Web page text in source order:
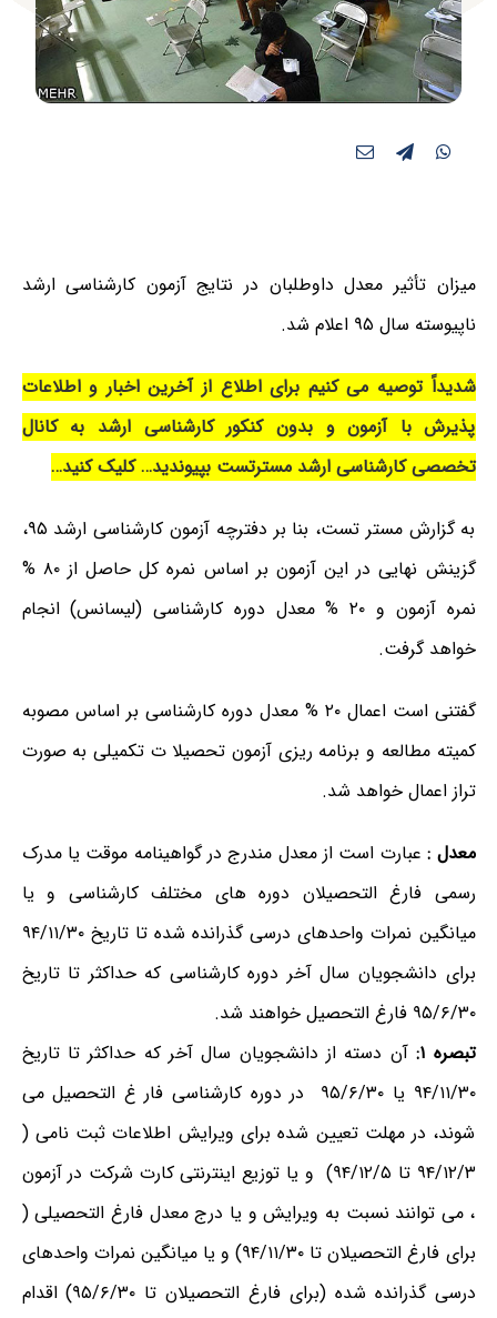
میزان تأثیر معدل داوطلبان در نتایج آزمون کارشناسی ارشد
ناپیوسته سال ۹۵ اعلام شد.
شدیداً توصیه می کنیم برای اطلاع از آخرین اخبار و اطلاعات
پذیرش با آزمون و بدون کنکور کارشناسی ارشد به کانال
تخصصی کارشناسی ارشد مسترتست بپیوندید… کلیک کنید…
به گزارش مستر تست، بنا بر دفترچه آزمون کارشناسی ارشد ۹۵،
گزینش نهایی در این آزمون بر اساس نمره کل حاصل از ۸۰ %
نمره آزمون و ۲۰ % معدل دوره کارشناسی (لیسانس) انجام
خواهد گرفت.
گفتنی است اعمال ۲۰ % معدل دوره کارشناسی بر اساس مصوبه
کمیته مطالعه و برنامه ریزی آزمون تحصیلا ت تکمیلی به صورت
تراز اعمال خواهد شد.
معدل :عبارت است از معدل مندرج در گواهینامه موقت یا مدرک
رسمی فارغ التحصیلان دوره های مختلف کارشناسی و یا
میانگین نمرات واحدهای درسی گذرانده شده تا تاریخ ۹۴/۱۱/۳۰
برای دانشجویان سال آخر دوره کارشناسی که حداکثر تا تاریخ
۹۵/۶/۳۰ فارغ التحصیل خواهند شد.
تبصره ۱:
آن دسته از دانشجویان سال آخر که حداکثر تا تاریخ
۹۴/۱۱/۳۰ یا ۹۵/۶/۳۰ در دوره کارشناسی فار غ التحصیل می
شوند، در مهلت تعیین شده برای ویرایش اطلاعات ثبت نامی (
۹۴/۱۲/۳ تا ۹۴/۱۲/۵) و یا توزیع اینترنتی کارت شرکت در آزمون
، می توانند نسبت به ویرایش و یا درج معدل فارغ التحصیلی (
برای فارغ التحصیلان تا ۹۴/۱۱/۳۰) و یا میانگین نمرات واحدهای
درسی گذرانده شده (برای فارغ التحصیلان تا ۹۵/۶/۳۰) اقدام